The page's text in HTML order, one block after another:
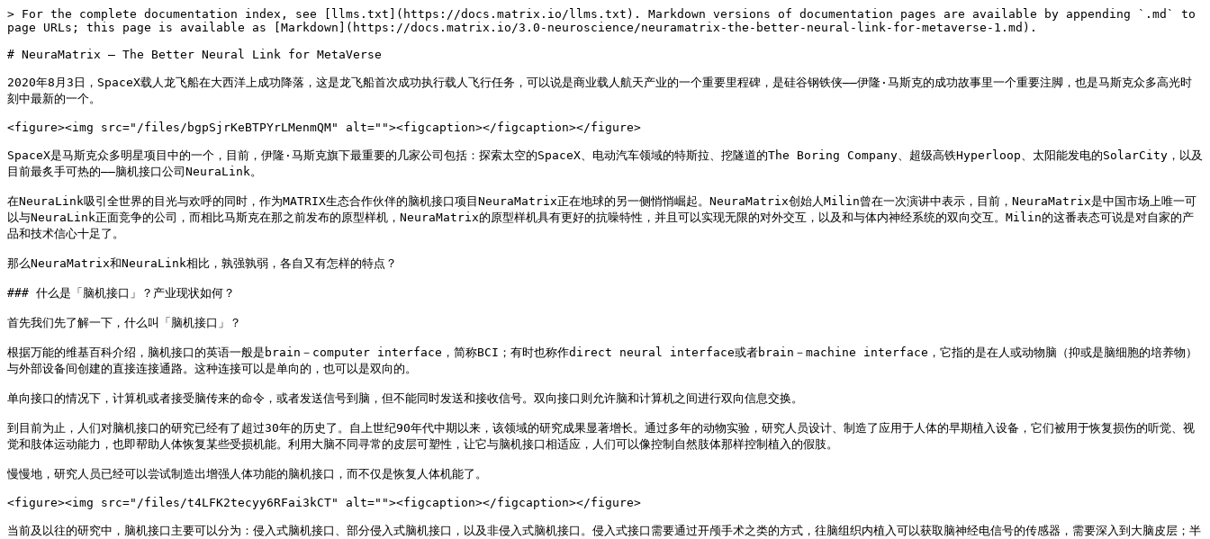
> For the complete documentation index, see [llms.txt](https://docs.matrix.io/llms.txt). Markdown versions of documentation pages are available by appending `.md` to
page URLs; this page is available as [Markdown](https://docs.matrix.io/3.0-neuroscience/neuramatrix-the-better-neural-link-for-metaverse-1.md).
# NeuraMatrix – The Better Neural Link for MetaVerse
2020年8月3日，SpaceX载人龙飞船在大西洋上成功降落，这是龙飞船首次成功执行载人飞行任务，可以说是商业载人航天产业的一个重要里程碑，是硅谷钢铁侠——伊隆·马斯克的成功故事里一个重要注脚，也是马斯克众多高光时
刻中最新的一个。
<figure><img src="/files/bgpSjrKeBTPYrLMenmQM" alt=""><figcaption></figcaption></figure>
SpaceX是马斯克众多明星项目中的一个，目前，伊隆·马斯克旗下最重要的几家公司包括：探索太空的SpaceX、电动汽车领域的特斯拉、挖隧道的The Boring Company、超级高铁Hyperloop、太阳能发电的SolarCity，以及
目前最炙手可热的——脑机接口公司NeuraLink。
在NeuraLink吸引全世界的目光与欢呼的同时，作为MATRIX生态合作伙伴的脑机接口项目NeuraMatrix正在地球的另一侧悄悄崛起。NeuraMatrix创始人Milin曾在一次演讲中表示，目前，NeuraMatrix是中国市场上唯一可
以与NeuraLink正面竞争的公司，而相比马斯克在那之前发布的原型样机，NeuraMatrix的原型样机具有更好的抗噪特性，并且可以实现无限的对外交互，以及和与体内神经系统的双向交互。Milin的这番表态可说是对自家的产
品和技术信心十足了。
那么NeuraMatrix和NeuraLink相比，孰强孰弱，各自又有怎样的特点？
### 什么是「脑机接口」？产业现状如何？
首先我们先了解一下，什么叫「脑机接口」？
根据万能的维基百科介绍，脑机接口的英语一般是brain－computer interface，简称BCI；有时也称作direct neural interface或者brain－machine interface，它指的是在人或动物脑（抑或是脑细胞的培养物）
与外部设备间创建的直接连接通路。这种连接可以是单向的，也可以是双向的。
单向接口的情况下，计算机或者接受脑传来的命令，或者发送信号到脑，但不能同时发送和接收信号。双向接口则允许脑和计算机之间进行双向信息交换。
到目前为止，人们对脑机接口的研究已经有了超过30年的历史了。自上世纪90年代中期以来，该领域的研究成果显著增长。通过多年的动物实验，研究人员设计、制造了应用于人体的早期植入设备，它们被用于恢复损伤的听觉、视
觉和肢体运动能力，也即帮助人体恢复某些受损机能。利用大脑不同寻常的皮层可塑性，让它与脑机接口相适应，人们可以像控制自然肢体那样控制植入的假肢。
慢慢地，研究人员已经可以尝试制造出增强人体功能的脑机接口，而不仅是恢复人体机能了。
<figure><img src="/files/t4LFK2tecyy6RFai3kCT" alt=""><figcaption></figcaption></figure>
当前及以往的研究中，脑机接口主要可以分为：侵入式脑机接口、部分侵入式脑机接口，以及非侵入式脑机接口。侵入式接口需要通过开颅手术之类的方式，往脑组织内植入可以获取脑神经电信号的传感器，需要深入到大脑皮层；半